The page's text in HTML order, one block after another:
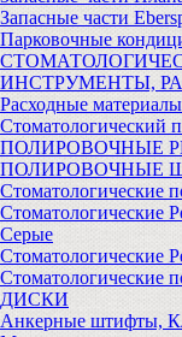
Запасные части
Парковочные
ИНСТРУМЕНТЫ,
Расходные
Стоматологический
ПОЛИРОВОЧНЫЕ
ПОЛИРОВОЧНЫЕ
Стоматологические
Серые
ДИСКИ
Анкерные штифты,